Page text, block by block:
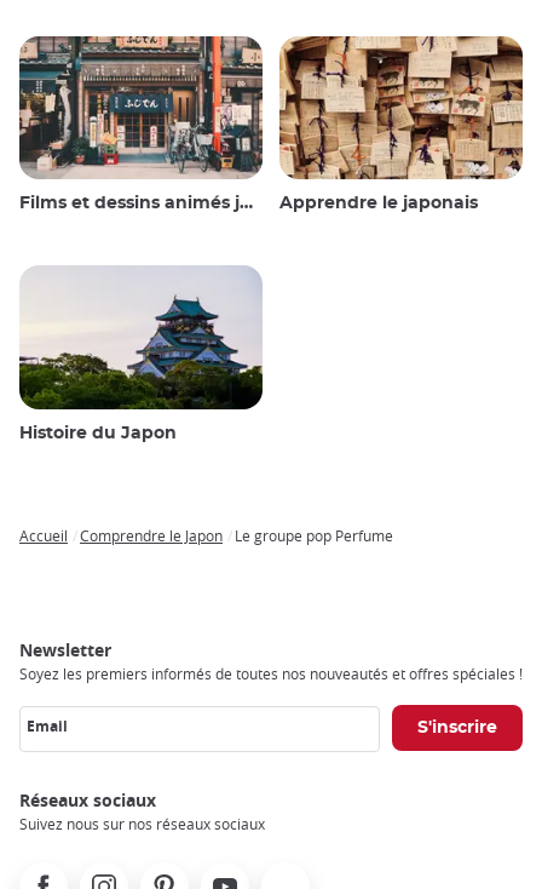
Films et dessins animés japonais Apprendre le japonais
Histoire du Japon
Accueil Comprendre le Japon Le groupe pop Perfume
Newsletter
Soyez les premiers informés de toutes nos nouveautés et offres spéciales !
Email
Réseaux sociaux
Suivez nous sur nos réseaux sociaux
FacebookInstagramPinterest Youtube